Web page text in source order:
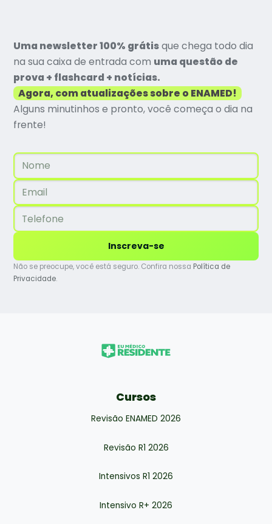
Uma newsletter 100% grátisque chega todo dia
na sua caixa de entrada com uma questão de
prova + flashcard + notícias.
Agora, com atualizações sobre o ENAMED!
Alguns minutinhos e pronto, você começa o dia na
frente!
Não se preocupe, você está seguro. Confira nossa Política de
Privacidade.
Cursos
Revisão ENAMED 2026
Revisão R1 2026
Intensivos R1 2026
Intensivo R+ 2026